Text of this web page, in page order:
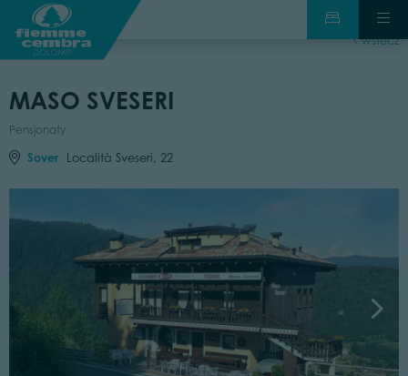
wstecz
MASO SVESERI
Pensjonaty
Sover Località Sveseri, 22